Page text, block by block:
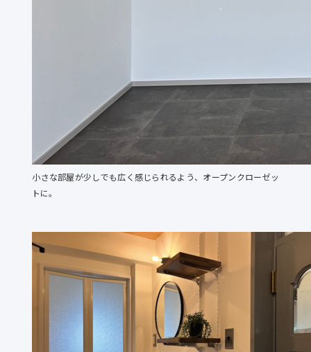
小さな部屋が少しでも広く感じられるよう、オープンクローゼッ
トに。